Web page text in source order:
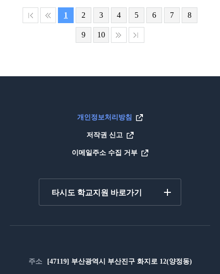
1 2 3 4 5 6 7 8
9 10
개인정보처리방침
저작권 신고
이메일주소 수집 거부
타시도 학교지원 바로가기
주소 [47119] 부산광역시 부산진구 화지로 12(양정동)